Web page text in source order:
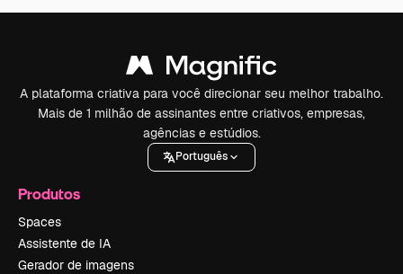
A plataforma criativa para você direcionar seu melhor trabalho.
Mais de 1 milhão de assinantes entre criativos, empresas,
agências e estúdios.
Português
Produtos
Spaces
Assistente de IA
Gerador de imagens